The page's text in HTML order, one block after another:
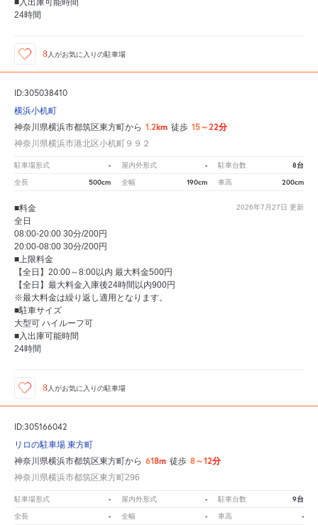
■入出庫可能時間
24時間
8人がお気に入りの駐車場
ID:305038410
横浜小机町
神奈川県横浜市都筑区東方町から 1.2km 徒歩 15～22分
神奈川県横浜市港北区小机町９９２
駐車場形式 - 屋内外形式 - 駐車台数 8台
全長 500cm 全幅 190cm 車高 200cm
2026年7月27日 更新
■料金
全日
08:00-20:00 30分/200円
20:00-08:00 30分/200円
■上限料金
【全日】20:00～8:00以内 最大料金500円
【全日】最大料金入庫後24時間以内900円
※最大料金は繰り返し適用となります。
■駐車サイズ
大型可 ハイルーフ可
■入出庫可能時間
24時間
8人がお気に入りの駐車場
ID:305166042
リロの駐車場 東方町
神奈川県横浜市都筑区東方町から 618m 徒歩 8～12分
神奈川県横浜市都筑区東方町296
駐車場形式 - 屋内外形式 - 駐車台数 9台
全長 - 全幅 - 車高 -